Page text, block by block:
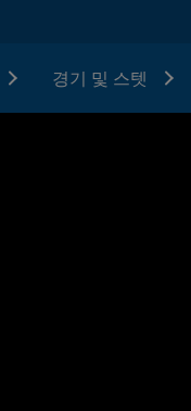
경기 및 스텟